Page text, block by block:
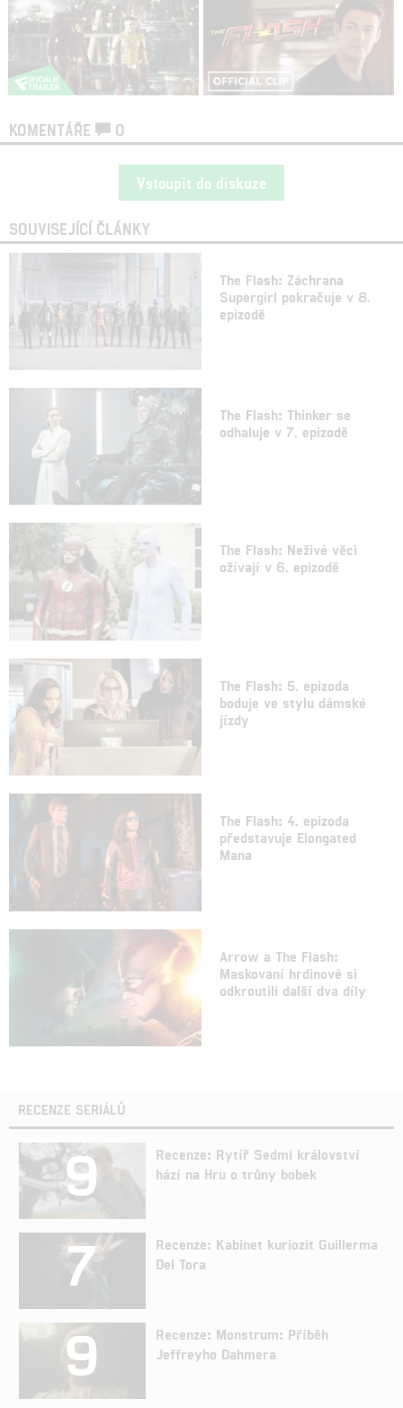
KOMENTÁŘE 0
Vstoupit do diskuze
SOUVISEJÍCÍ ČLÁNKY
The Flash: Záchrana
Supergirl pokračuje v 8.
epizodě
The Flash: Thinker se
odhaluje v 7. epizodě
The Flash: Neživé věci
ožívají v 6. epizodě
The Flash: 5. epizoda
boduje ve stylu dámské
jízdy
The Flash: 4. epizoda
představuje Elongated
Mana
Arrow a The Flash:
Maskovaní hrdinové si
odkroutili další dva díly
RECENZE SERIÁLŮ
9
Recenze: Rytíř Sedmi království
hází na Hru o trůny bobek
7
Recenze: Kabinet kuriozit Guillerma
Del Tora
9
Recenze: Monstrum: Příběh
Jeffreyho Dahmera